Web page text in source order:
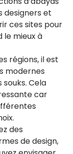
designers et
ces sites pour
le mieux à
régions, il est
modernes
Cela
car
des
de design,